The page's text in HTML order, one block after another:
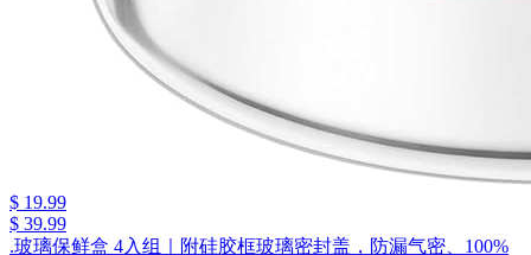
$ 19.99
$ 39.99
.玻璃保鲜盒 4入组｜附硅胶框玻璃密封盖，防漏气密、100%